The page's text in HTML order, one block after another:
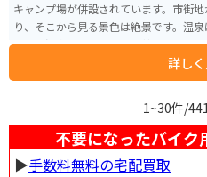
キャンプ場が併設されています。市街
り、そこから見る景色は絶景です。温
に別の温泉があるので、比較的空いて
詳し
1~30件/
不要になったバイク
▶︎手数料無料の宅配買取